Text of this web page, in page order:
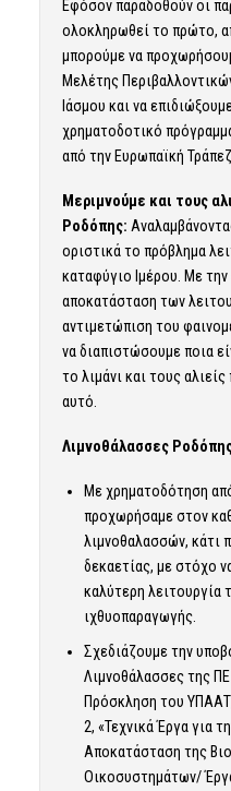
Εφόσον παραδοθούν οι
ολοκληρωθεί το πρώτο,
μπορούμε να
Μελέτης
Ιάσμου και να
χρηματοδοτικό
από την Ευρωπαϊκή
Μεριμνούμε και τους
Ροδόπης:
οριστικά το πρόβλημα
καταφύγιο Ιμέρου. Με
αποκατάσταση των
αντιμετώπιση του
να διαπιστώσουμε ποια
το λιμάνι και τους
αυτό.
Λιμνοθάλασσες
Με χρηματοδότηση
προχωρήσαμε στον
λιμνοθαλασσών, κάτι
δεκαετίας, με στόχο
καλύτερη λειτουργία
ιχθυοπαραγωγής.
Σχεδιάζουμε την
Λιμνοθάλασσες της
Πρόσκληση του
2, «Τεχνικά Έργα για
Αποκατάσταση της
Οικοσυστημάτων/